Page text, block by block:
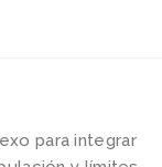
para integrar